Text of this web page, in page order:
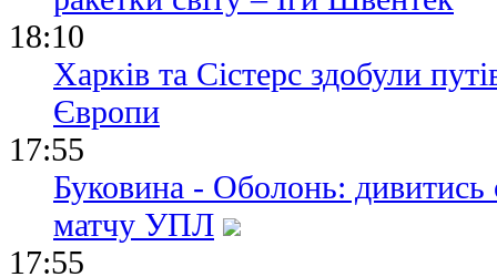
18:10
Харків та Сістерс здобули
Європи
17:55
Буковина - Оболонь: дивитись
матчу УПЛ
17:55